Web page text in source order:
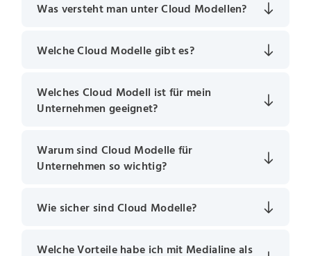
Was versteht man unter Cloud Modellen?
Welche Cloud Modelle gibt es?
Welches Cloud Modell ist für mein
Unternehmen geeignet?
Warum sind Cloud Modelle für
Unternehmen so wichtig?
Wie sicher sind Cloud Modelle?
Welche Vorteile habe ich mit Medialine als